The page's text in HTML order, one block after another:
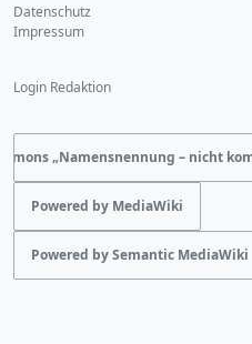
Datenschutz
Impressum
Login Redaktion
„Namensnennung – nicht
Powered by MediaWiki
Powered by Semantic MediaWiki